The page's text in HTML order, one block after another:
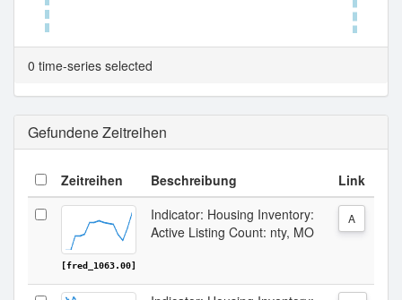
Tabellenansicht.
0 time-series selected
Gefundene Zeitreihen
Zeitreihen Beschreibung Link
[fred_1063.00]
Indicator: Housing Inventory:
Active Listing Count: nty, MO
A